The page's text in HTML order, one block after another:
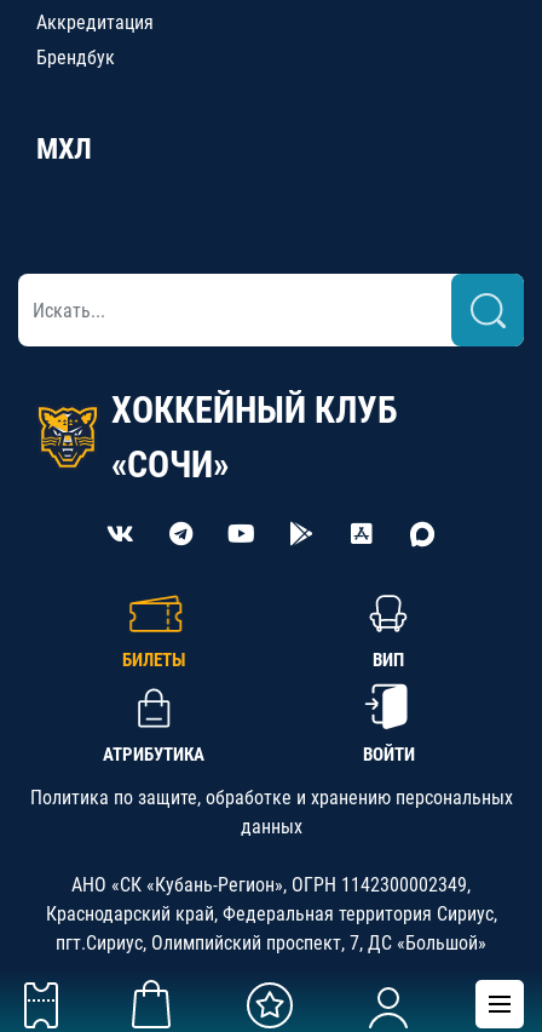
Аккредитация
Брендбук
МХЛ
ХОККЕЙНЫЙ КЛУБ
«СОЧИ»
БИЛЕТЫ ВИП
АТРИБУТИКА ВОЙТИ
Политика по защите, обработке и хранению персональных
данных
АНО «СК «Кубань-Регион», ОГРН 1142300002349,
Краснодарский край, Федеральная территория Сириус,
пгт.Сириус, Олимпийский проспект, 7, ДС «Большой»